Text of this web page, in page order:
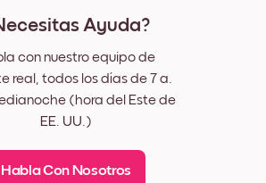
Ayuda?
con nuestro equipo de
real, todos los días de 7 a.
(hora del Este de
EE. UU.)
Habla Con Nosotros